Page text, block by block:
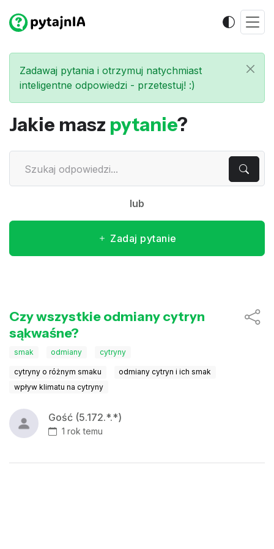
Zadawaj pytania i otrzymuj natychmiast
inteligentne odpowiedzi - przetestuj! :)
Jakie masz pytanie?
lub
Zadaj pytanie
Czy wszystkie odmiany cytryn
sąkwaśne?
smak odmiany cytryny
cytryny o różnym smaku
odmiany cytryn i ich smak
wpływ klimatu na cytryny
Gość (5.172.*.*)
1 rok temu